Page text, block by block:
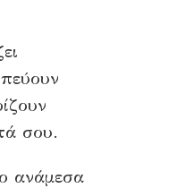
σου.
ανάμεσα